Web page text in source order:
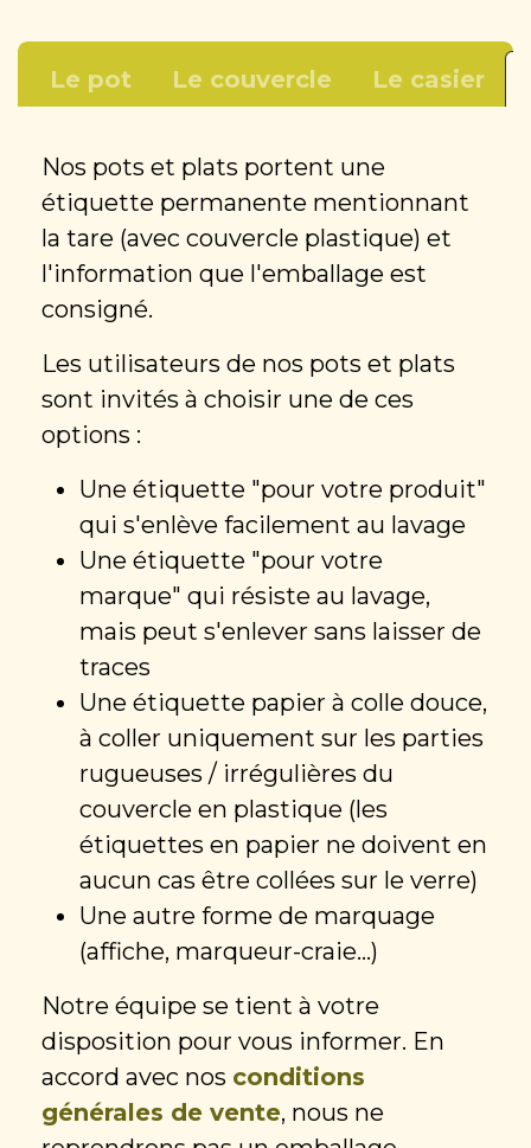
Le pot Le couvercle Le casier
Nos pots et plats portent une
étiquette permanente mentionnant
la tare (avec couvercle plastique) et
l'information que l'emballage est
consigné.
Les utilisateurs de nos pots et plats
sont invités à choisir une de ces
options :
Une étiquette "pour votre produit"
qui s'enlève facilement au lavage
Une étiquette "pour votre
marque" qui résiste au lavage,
mais peut s'enlever sans laisser de
traces
Une étiquette papier à colle douce,
à coller uniquement sur les parties
rugueuses / irrégulières du
couvercle en plastique (les
étiquettes en papier ne doivent en
aucun cas être collées sur le verre)
Une autre forme de marquage
(affiche, marqueur-craie...)
Notre équipe se tient à votre
disposition pour vous informer. En
accord avec nos conditions
générales de vente, nous ne